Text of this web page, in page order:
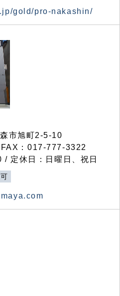
gold/pro-nakashin/
市旭町2-5-10
：017-777-3322
定休日：日曜日、祝日